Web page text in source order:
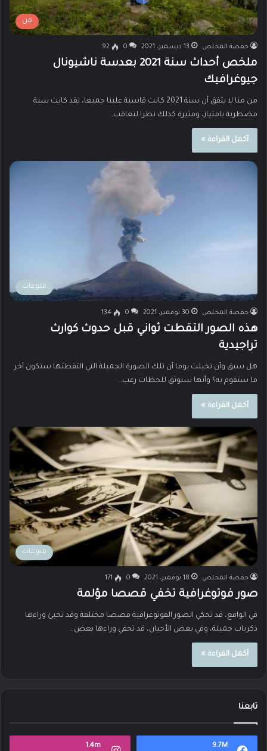
فن
حفصة المخلص 13 ديسمبر، 2021 0
92
ملخص أحداث سنة 2021 بعدسة ناشيونال
جيوغرافيك
من منا لا يتفق أن سنة 2021 كانت قاسية علينا جميعا، لقد كانت سنة
مضطربة بامتياز، ومثيرة كذلك نظرا لتعاقب…
أكمل القراءة »
منوعات
حفصة المخلص 30 نوفمبر، 2021 0
134
هذه الصور التقطت ثواني قبل حدوث كوارث
تراجيدية
هل سبق وأن تخيلت يوما أن تلك الصورة الجميلة التي التقطتها ستكون آخر
ما ستقوم به؟ وأنها ستوثق للحظات رعب…
أكمل القراءة »
منوعات
حفصة المخلص 18 نوفمبر، 2021 0
171
صور فوتوغرافية تخفي قصصا مؤلمة
في الواقع، قد تحكي الصور الفوتوغرافية قصصا مختلفة وقد تخبئ وراءها
ذكريات جميلة، وفي بعض الأحيان، قد تخفي وراءها بعض…
أكمل القراءة »
تابعنا
9.7M
1.4m